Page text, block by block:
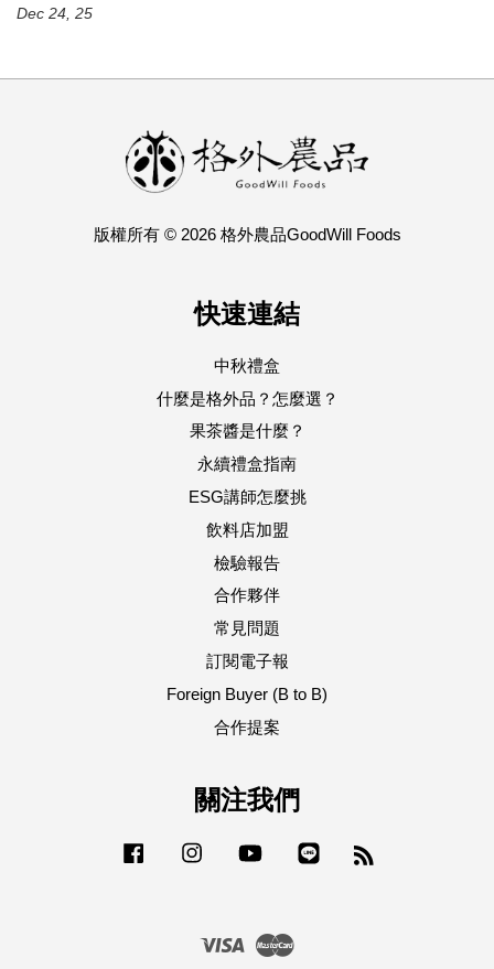
Dec 24, 25
版權所有 © 2026 格外農品GoodWill Foods
快速連結
中秋禮盒
什麼是格外品？怎麼選？
果茶醬是什麼？
永續禮盒指南
ESG講師怎麼挑
飲料店加盟
檢驗報告
合作夥伴
常見問題
訂閱電子報
Foreign Buyer (B to B)
合作提案
關注我們
Facebook Instagram YouTube
Visa